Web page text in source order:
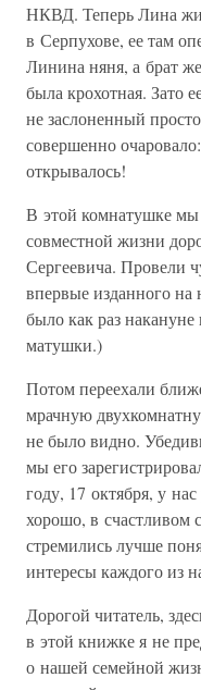
НКВД. Теперь Лина
в Серпухове, ее там
Линина няня, а брат
была крохотная. Зато
не заслоненный
совершенно
открывалось!
В этой комнатушке
совместной жизни
Сергеевича. Провели
впервые изданного
было как раз накануне
матушки.)
Потом переехали
мрачную
не было видно.
мы его
году, 17 октября, у
хорошо, в счастливом
стремились лучше
интересы каждого из
Дорогой читатель,
в этой книжке я не
о нашей семейной